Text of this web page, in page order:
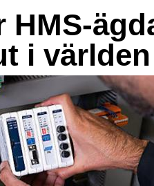
HMS-
i världen